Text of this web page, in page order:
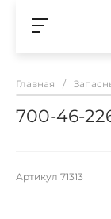
Главная /
700-46-
Артикул 71313